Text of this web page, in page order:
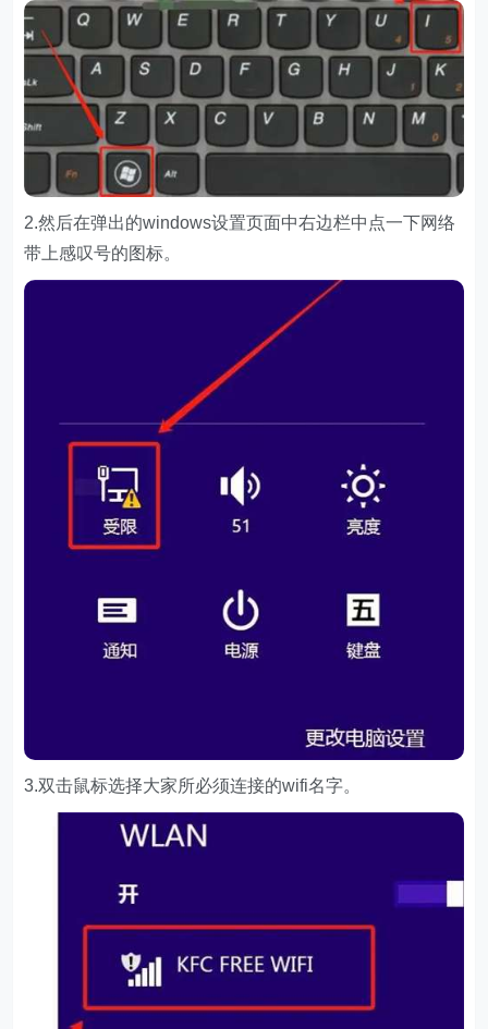
2.然后在弹出的windows设置页面中右边栏中点一下网络
带上感叹号的图标。
3.双击鼠标选择大家所必须连接的wifi名字。